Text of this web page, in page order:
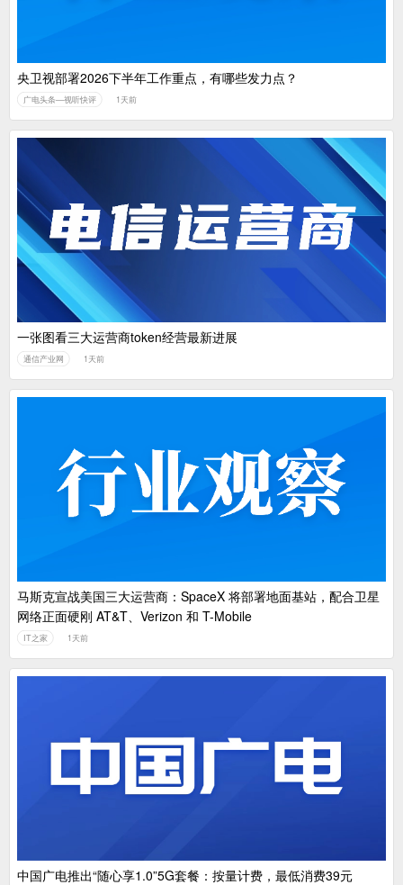
央卫视部署2026下半年工作重点，有哪些发力点？
广电头条—视听快评 1天前
一张图看三大运营商token经营最新进展
通信产业网 1天前
马斯克宣战美国三大运营商：SpaceX 将部署地面基站，配合卫星
网络正面硬刚 AT&T、Verizon 和 T-Mobile
IT之家 1天前
中国广电推出“随心享1.0”5G套餐：按量计费，最低消费39元